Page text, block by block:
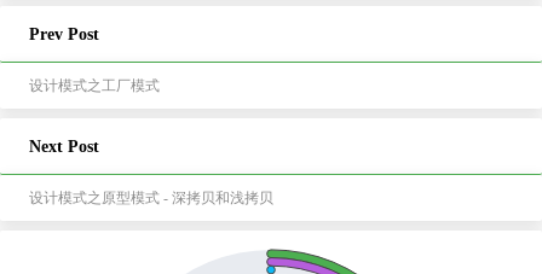
Prev Post
设计模式之工厂模式
Next Post
设计模式之原型模式 - 深拷贝和浅拷贝